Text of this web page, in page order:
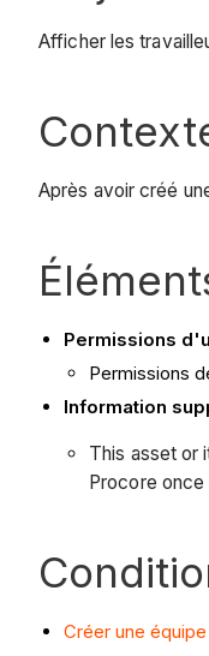
Afficher les
Après avoir créé
Permissions
Permissions
Information
This asset or
Procore
Créer une